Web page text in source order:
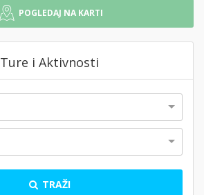
POGLEDAJ NA KARTI
Ture i Aktivnosti
TRAŽI